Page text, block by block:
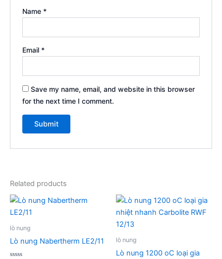
Name *
Email *
Save my name, email, and website in this browser
for the next time I comment.
Related products
lò nung
Lò nung Nabertherm LE2/11 lò nung
Lò nung 1200 oC loại gia